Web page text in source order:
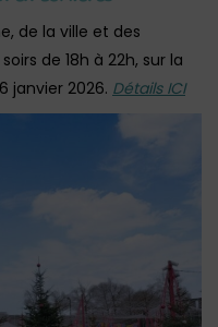
de la ville et des
de 18h à 22h, sur la
janvier 2026. Détails ICI